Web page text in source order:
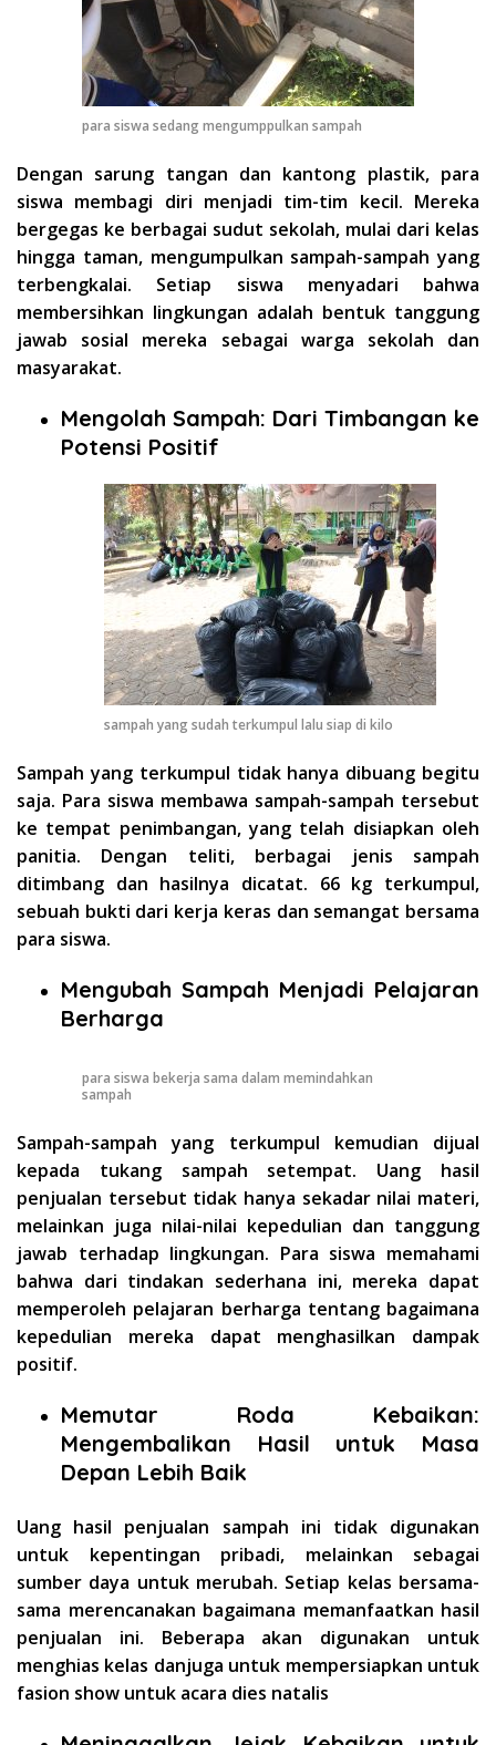
para siswa sedang mengumppulkan sampah
Dengan sarung tangan dan kantong plastik, para
siswa membagi diri menjadi tim-tim kecil. Mereka
bergegas ke berbagai sudut sekolah, mulai dari kelas
hingga taman, mengumpulkan sampah-sampah yang
terbengkalai. Setiap siswa menyadari bahwa
membersihkan lingkungan adalah bentuk tanggung
jawab sosial mereka sebagai warga sekolah dan
masyarakat.
Mengolah Sampah: Dari Timbangan ke
Potensi Positif
sampah yang sudah terkumpul lalu siap di kilo
Sampah yang terkumpul tidak hanya dibuang begitu
saja. Para siswa membawa sampah-sampah tersebut
ke tempat penimbangan, yang telah disiapkan oleh
panitia. Dengan teliti, berbagai jenis sampah
ditimbang dan hasilnya dicatat. 66 kg terkumpul,
sebuah bukti dari kerja keras dan semangat bersama
para siswa.
Mengubah Sampah Menjadi Pelajaran
Berharga
para siswa bekerja sama dalam memindahkan
sampah
Sampah-sampah yang terkumpul kemudian dijual
kepada tukang sampah setempat. Uang hasil
penjualan tersebut tidak hanya sekadar nilai materi,
melainkan juga nilai-nilai kepedulian dan tanggung
jawab terhadap lingkungan. Para siswa memahami
bahwa dari tindakan sederhana ini, mereka dapat
memperoleh pelajaran berharga tentang bagaimana
kepedulian mereka dapat menghasilkan dampak
positif.
Memutar Roda Kebaikan:
Mengembalikan Hasil untuk Masa
Depan Lebih Baik
Uang hasil penjualan sampah ini tidak digunakan
untuk kepentingan pribadi, melainkan sebagai
sumber daya untuk merubah. Setiap kelas bersama-
sama merencanakan bagaimana memanfaatkan hasil
penjualan ini. Beberapa akan digunakan untuk
menghias kelas danjuga untuk mempersiapkan untuk
fasion show untuk acara dies natalis